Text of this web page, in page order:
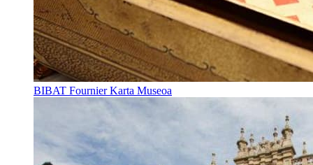
BIBAT Fournier Karta Museoa